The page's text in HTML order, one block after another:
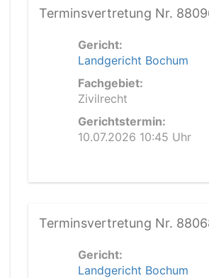
Terminsvertretung Nr.
Gericht:
Landgericht Bochum
Fachgebiet:
Zivilrecht
Gerichtstermin:
10.07.2026 10:45 Uhr
Terminsvertretung Nr.
Gericht:
Landgericht Bochum